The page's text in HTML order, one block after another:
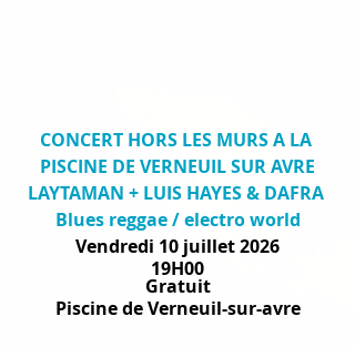
CONCERT HORS LES MURS A LA
PISCINE DE VERNEUIL SUR AVRE
LAYTAMAN + LUIS HAYES & DAFRA
Blues reggae / electro world
Vendredi 10 juillet 2026
19H00
Gratuit
Piscine de Verneuil-sur-avre